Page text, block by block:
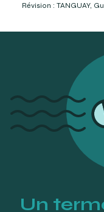
partial denture
BEGO. Bremen,
Cracken’s
edition. Elseiver,
MILLER Ernest L.
D.D.S., M.S. (1981)
second edition.
Révision : TANGUAY,
Un